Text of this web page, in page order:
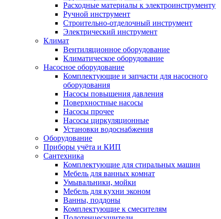
Расходные материалы к электроинструменту
Ручной инструмент
Строительно-отделочный инструмент
Электрический инструмент
Климат
Вентиляционное оборудование
Климатическое оборудование
Насосное оборудование
Комплектующие и запчасти для насосного
оборудования
Насосы повышения давления
Поверхностные насосы
Насосы прочее
Насосы циркуляционные
Установки водоснабжения
Оборудование
Приборы учёта и КИП
Сантехника
Комплектующие для стиральных машин
Мебель для ванных комнат
Умывальники, мойки
Мебель для кухни эконом
Ванны, поддоны
Комплектующие к смесителям